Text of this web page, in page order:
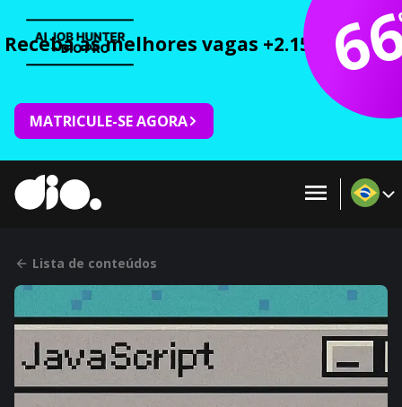
Receba as melhores vagas +2.150 cursos
MATRICULE-SE AGORA
Lista de conteúdos